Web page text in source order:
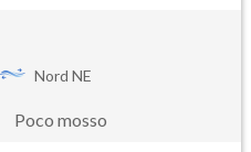
Nord NE
Poco mosso